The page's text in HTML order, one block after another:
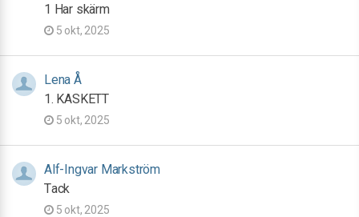
1 Har skärm
5 okt, 2025
Lena Å
1. KASKETT
5 okt, 2025
Alf-Ingvar Markström
Tack
5 okt, 2025